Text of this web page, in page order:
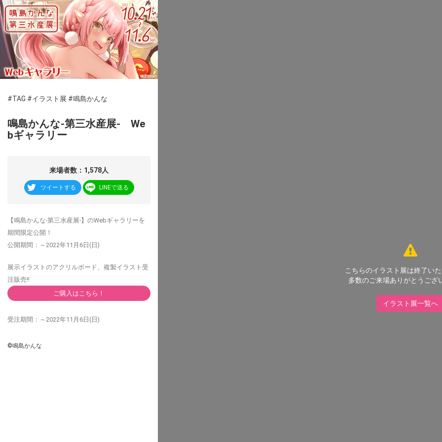
#TAG #イラスト展 #鳴島かんな
鳴島かんな-第三水産展- We
bギャラリー
来場者数：1,578人
ツイートする LINEで送る
【鳴島かんな-第三水産展-】のWebギャラリーを
期間限定公開！
公開期間：～2022年11月6日(日)
展示イラストのアクリルボード、複製イラスト受
注販売!!
ご購入はこちら！
受注期間：～2022年11月6日(日)
©鳴島かんな
こちらのイラスト展は終了い
多数のご来場ありがとうござ
イラスト展一覧へ